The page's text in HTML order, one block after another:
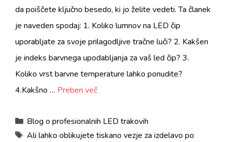
da poiščete ključno besedo, ki jo želite vedeti. Ta članek
je naveden spodaj: 1. Koliko lumnov na LED čip
uporabljate za svoje prilagodljive tračne luči? 2. Kakšen
je indeks barvnega upodabljanja za vaš led čip? 3.
Koliko vrst barvne temperature lahko ponudite?
4.Kakšno … Preberi več
kategorije
Blog o profesionalnih LED trakovih
Oznake
Ali lahko oblikujete tiskano vezje za izdelavo po